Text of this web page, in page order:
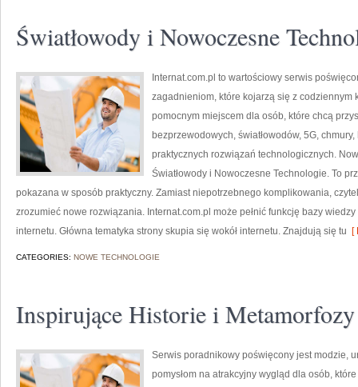
Światłowody i Nowoczesne
Internat.com.pl to wartościowy serwis
zagadnieniom, które kojarzą się z codziennym
pomocnym miejscem dla osób, które chcą
bezprzewodowych, światłowodów, 5G,
praktycznych rozwiązań technologicznych.
Światłowody i Nowoczesne Technologie. To
pokazana w sposób praktyczny. Zamiast niepotrzebnego komplikowania,
zrozumieć nowe rozwiązania. Internat.com.pl może pełnić funkcję bazy
internetu. Główna tematyka strony skupia się wokół internetu. Znajdują się tu [
CATEGORIES: NOWE TECHNOLOGIE
Inspirujące Historie i Metamorfozy
Serwis poradnikowy poświęcony jest modzie,
pomysłom na atrakcyjny wygląd dla osób,